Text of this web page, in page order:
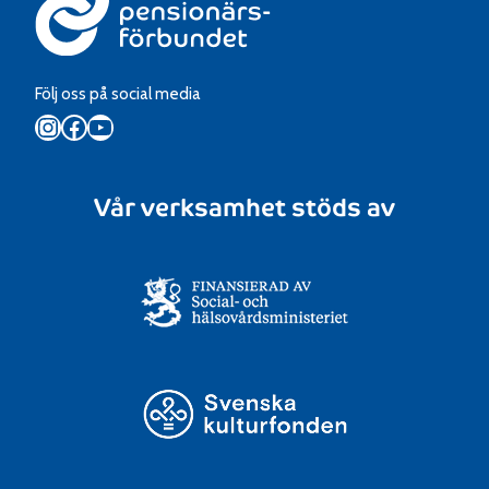
Följ oss på social media
Instagram
Facebook
YouTube
Vår verksamhet stöds av